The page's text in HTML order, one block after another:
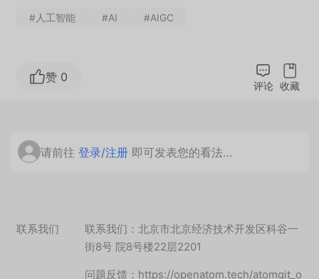
#人工智能 #AI #AIGC
赞 0
评论 收藏
请前往登录/注册 即可发表您的看法…
联系我们
联系我们：北京市北京经济技术开发区科谷一
街8号 院8号楼22层2201
问题反馈：https://openatom.tech/atomgit_o